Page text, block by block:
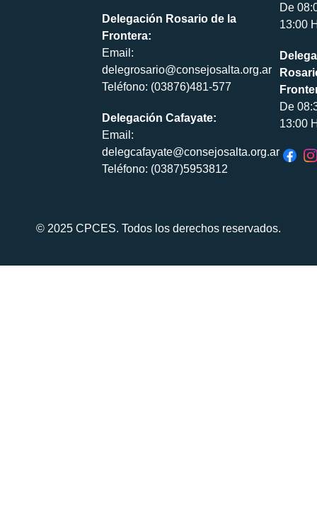
Delegación Rosario de la
Frontera:
Email:
delegrosario@consejosalta.org.ar
Teléfono: (03876)481-577
Delegación Cafayate:
Email:
delegcafayate@consejosalta.org.ar
Teléfono: (0387)5953812
De
13:00
De
13:00
© 2025 CPCES. Todos los derechos reservados.